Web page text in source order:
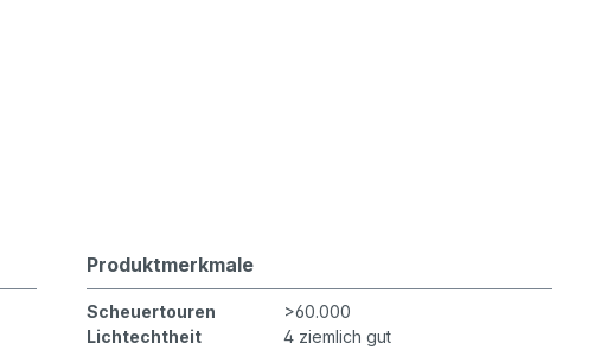
Produktmerkmale
Scheuertouren
>60.000
Lichtechtheit
4 ziemlich gut